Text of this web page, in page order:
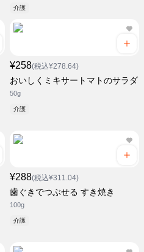
介護
¥258(税込¥278.64)
おいしくミキサートマトのサラダ
50g
介護
¥288(税込¥311.04)
歯ぐきでつぶせる すき焼き
100g
介護